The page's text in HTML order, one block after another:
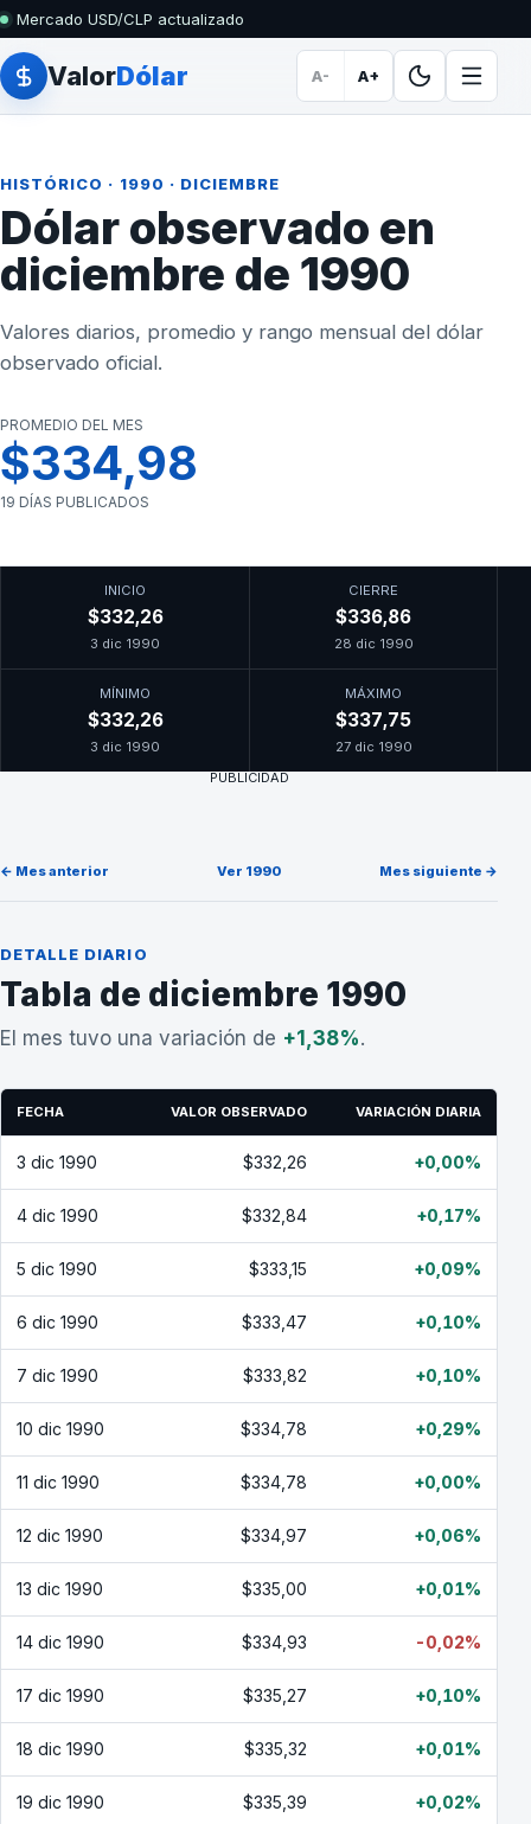
Mercado USD/CLP actualizado
ValorDólar A- A+
HISTÓRICO · 1990 · DICIEMBRE
Dólar observado en
diciembre de 1990
Valores diarios, promedio y rango mensual del dólar
observado oficial.
PROMEDIO DEL MES
$334,98
19 DÍAS PUBLICADOS
INICIO
$332,26
3 dic 1990
CIERRE
$336,86
28 dic 1990
MÍNIMO
$332,26
3 dic 1990
MÁXIMO
$337,75
27 dic 1990
PUBLICIDAD
← Mes anterior Ver 1990 Mes siguiente →
DETALLE DIARIO
Tabla de diciembre 1990
El mes tuvo una variación de +1,38%.
FECHA VALOR OBSERVADO VARIACIÓN DIARIA
3 dic 1990 $332,26 +0,00%
4 dic 1990 $332,84 +0,17%
5 dic 1990 $333,15 +0,09%
6 dic 1990 $333,47 +0,10%
7 dic 1990 $333,82 +0,10%
10 dic 1990 $334,78 +0,29%
11 dic 1990 $334,78 +0,00%
12 dic 1990 $334,97 +0,06%
13 dic 1990 $335,00 +0,01%
14 dic 1990 $334,93 -0,02%
17 dic 1990 $335,27 +0,10%
18 dic 1990 $335,32 +0,01%
19 dic 1990 $335,39 +0,02%